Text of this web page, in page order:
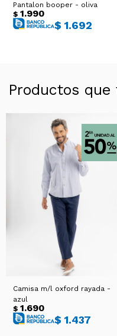
Pantalon booper - oliva
$ 1.990
$ 1.692
Productos
Camisa m/l oxford rayada -
azul
$ 1.690
$ 1.437